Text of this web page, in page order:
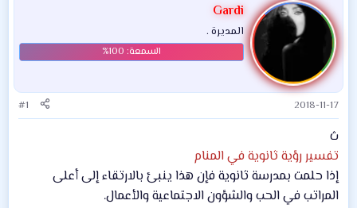
Gardi
المديرة .
2018-11-17
#1
ث
تفسير رؤية ثانوية في المنام
إذا حلمت بمدرسة ثانوية فإن هذا ينبئ بالارتقاء إلى أعلى
المراتب في الحب والشؤون الاجتماعية والأعمال.